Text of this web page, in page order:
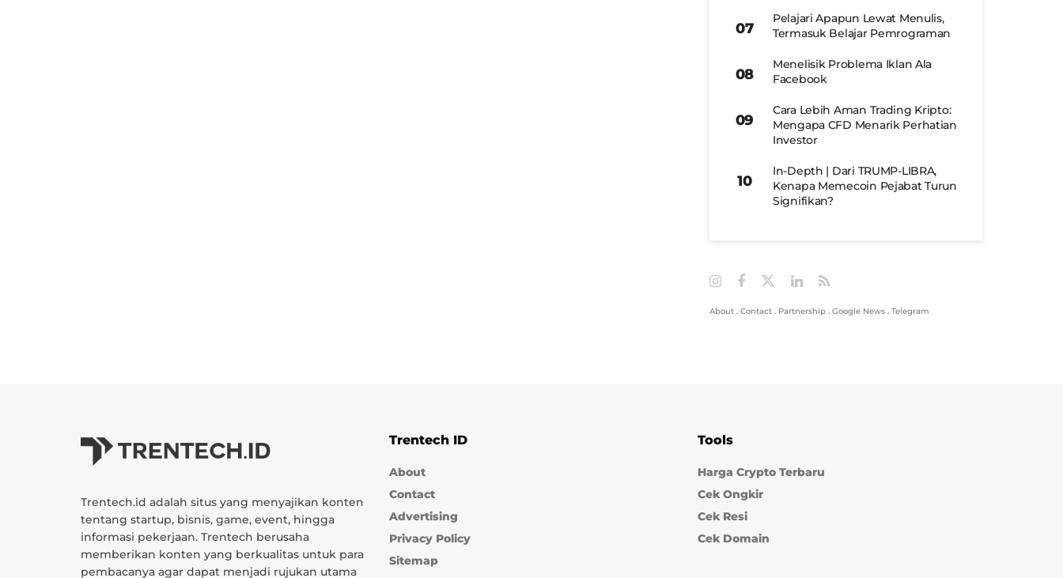
Pelajari Apapun Lewat Menulis,
Termasuk Belajar Pemrograman
Menelisik Problema Iklan Ala
Facebook
Cara Lebih Aman Trading Kripto:
Mengapa CFD Menarik Perhatian
Investor
In-Depth | Dari TRUMP-LIBRA,
Kenapa Memecoin Pejabat Turun
Signifikan?
About . Contact . Partnership . Google News . Telegram
Trentech.id adalah situs yang menyajikan konten
tentang startup, bisnis, game, event, hingga
informasi pekerjaan. Trentech berusaha
memberikan konten yang berkualitas untuk para
pembacanya agar dapat menjadi rujukan utama
Trentech ID
About
Contact
Advertising
Privacy Policy
Sitemap
Tools
Harga Crypto Terbaru
Cek Ongkir
Cek Resi
Cek Domain